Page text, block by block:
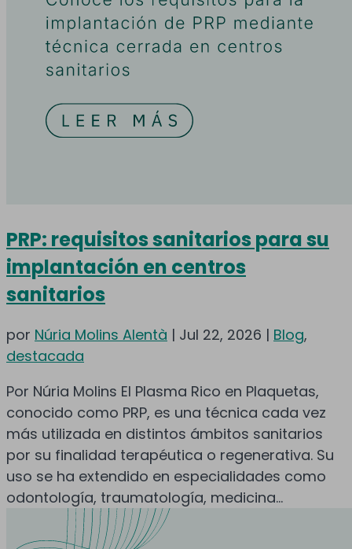
PRP: requisitos sanitarios para su
implantación en centros
sanitarios
por Núria Molins Alentà | Jul 22, 2026 | Blog,
destacada
Por Núria Molins El Plasma Rico en Plaquetas,
conocido como PRP, es una técnica cada vez
más utilizada en distintos ámbitos sanitarios
por su finalidad terapéutica o regenerativa. Su
uso se ha extendido en especialidades como
odontología, traumatología, medicina...